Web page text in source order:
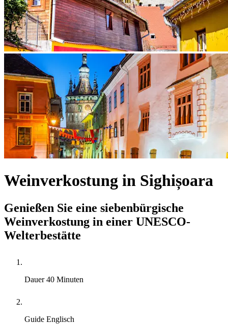
Weinverkostung in Sighișoara
Genießen Sie eine siebenbürgische
Weinverkostung in einer UNESCO-
Welterbestätte
Dauer40 Minuten
Guide Englisch